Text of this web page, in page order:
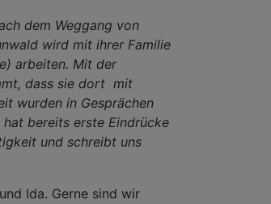
dem Weggang von
wird mit ihrer Familie
arbeiten. Mit der
dass sie dort mit
wurden in Gesprächen
bereits erste Eindrücke
und schreibt uns
Ida. Gerne sind wir